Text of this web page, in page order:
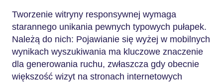
Tworzenie witryny responsywnej wymaga
starannego unikania pewnych typowych pułapek.
Należą do nich: Pojawianie się wyżej w mobilnych
wynikach wyszukiwania ma kluczowe znaczenie
dla generowania ruchu, zwłaszcza gdy obecnie
większość wizyt na stronach internetowych